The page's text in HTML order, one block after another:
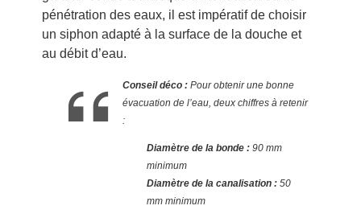
pénétration des eaux, il est impératif de choisir
un siphon adapté à la surface de la douche et
au débit d’eau.
Conseil déco :Pour obtenir une bonne
évacuation de l’eau, deux chiffres à retenir
:
Diamètre de la bonde : 90 mm
minimum
Diamètre de la canalisation : 50
mm minimum